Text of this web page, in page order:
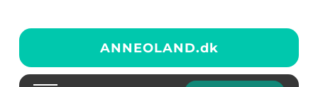
ANNEOLAND.dk